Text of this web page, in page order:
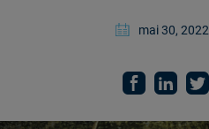
mai 30, 2022